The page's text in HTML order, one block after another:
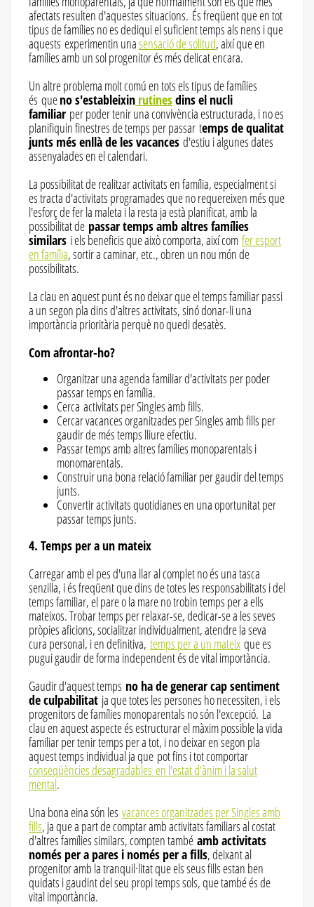
afectats resulten d'aquestes situacions. És freqüent que en tot
tipus de famílies no es dediqui el suficient temps als nens i que
aquests experimentin unasensació de solitud, així que en
famílies amb un sol progenitor és més delicat encara.
Un altre problema molt comú en tots els tipus de famílies
és queno s'estableixin rutinesdins el nucli
familiar per poder tenir una convivència estructurada, i no es
planifiquin finestres de temps per passar temps de qualitat
junts més enllà de les vacances d'estiu i algunes dates
assenyalades en el calendari.
La possibilitat de realitzar activitats en família, especialment si
es tracta d'activitats programades que no requereixen més que
l'esforç de fer la maleta i la resta ja està planificat, amb la
possibilitat de passar temps amb altres famílies
similars i els beneficis que això comporta, així com fer esport
en família, sortir a caminar, etc., obren un nou món de
possibilitats.
La clau en aquest punt és no deixar que el temps familiar passi
a un segon pla dins d'altres activitats, sinó donar-li una
importància prioritària perquè no quedi desatès.
Com afrontar-ho?
Organitzar una agenda familiar d'activitats per poder
passar temps en família.
Cerca activitats per Singles amb fills.
Cercar vacances organitzades per Singles amb fills per
gaudir de més temps lliure efectiu.
Passar temps amb altres famílies monoparentals i
monomarentals.
Construir una bona relació familiar per gaudir del temps
junts.
Convertir activitats quotidianes en una oportunitat per
passar temps junts.
4. Temps per a un mateix
Carregar amb el pes d'una llar al complet no és una tasca
senzilla, i és freqüent que dins de totes les responsabilitats i del
temps familiar, el pare o la mare no trobin temps per a ells
mateixos. Trobar temps per relaxar-se, dedicar-se a les seves
pròpies aficions, socialitzar individualment, atendre la seva
cura personal, i en definitiva, temps per a un mateix que es
pugui gaudir de forma independent és de vital importància.
Gaudir d'aquest temps no ha de generar cap sentiment
de culpabilitat ja que totes les persones ho necessiten, i els
progenitors de famílies monoparentals no són l'excepció. La
clau en aquest aspecte és estructurar el màxim possible la vida
familiar per tenir temps per a tot, i no deixar en segon pla
aquest temps individual ja que pot fins i tot comportar
conseqüències desagradables en l'estat d'ànim i la salut
mental.
Una bona eina són les vacances organitzades per Singles amb
fills, ja que a part de comptar amb activitats familiars al costat
d'altres famílies similars, compten també amb activitats
només per a pares i només per a fills, deixant al
progenitor amb la tranquil·litat que els seus fills estan ben
quidats i gaudint del seu propi temps sols, que també és de
vital importància.